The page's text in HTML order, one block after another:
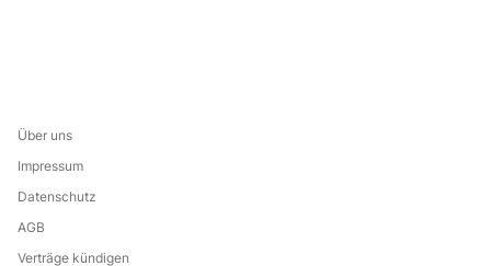
Über uns
Impressum
Datenschutz
AGB
Verträge kündigen